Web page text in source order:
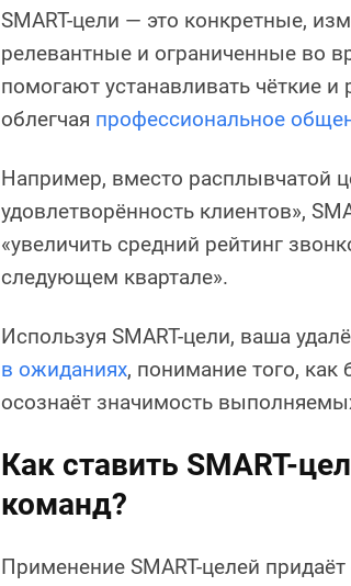
SMART-цели — это конкретные,
релевантные и ограниченные во
помогают устанавливать чёткие
облегчая профессиональное
Например, вместо расплывчатой
удовлетворённость клиентов»,
«увеличить средний рейтинг
следующем квартале».
Используя SMART-цели, ваша
в ожиданиях, понимание того, как
осознаёт значимость
Как ставить SMART-
команд?
Применение SMART-целей